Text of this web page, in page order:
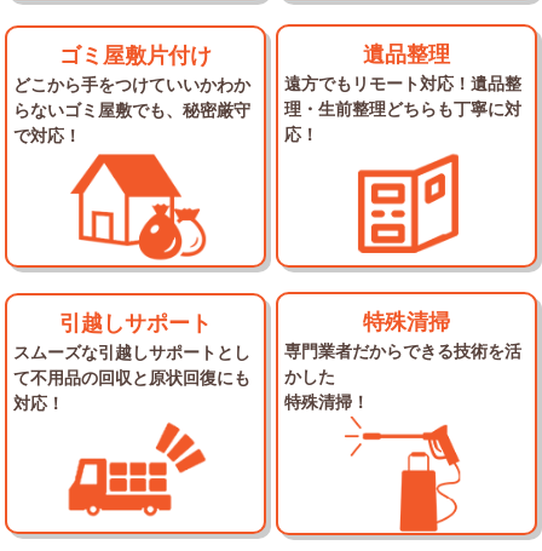
ゴミ屋敷片付け
どこから手をつけていいかわか
らないゴミ屋敷でも、秘密厳守
で対応！
遺品整理
遠方でもリモート対応！遺品整
理・生前整理どちらも丁寧に対
応！
引越しサポート
スムーズな引越しサポートとし
て不用品の回収と原状回復にも
対応！
特殊清掃
専門業者だからできる技術を活
かした
特殊清掃！